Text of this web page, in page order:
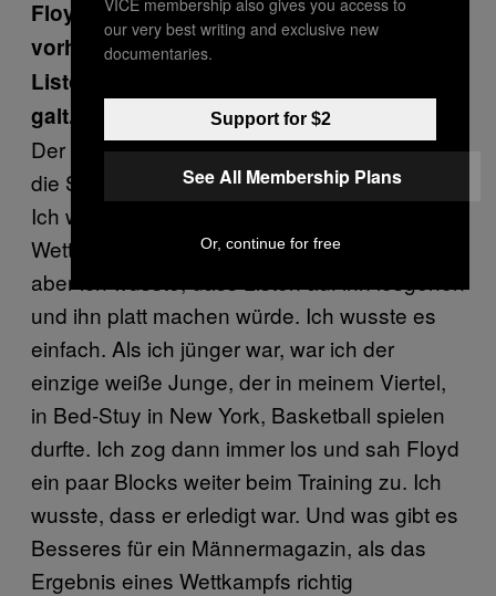
Floyd Patterson und Sonny Liston
vorhergesagt hast, oder? Du hast auf
Liston getippt, der ganz klar als Underdog
galt.
Der Kampf rückte näher und ich wusste, dass
die Sportjournalisten keine Ahnung hatten.
Ich wusste, das Vegas ein Lügennest ist. Die
Wetten standen zehn zu eins für Patterson,
aber ich wusste, dass Liston auf ihn losgehen
und ihn platt machen würde. Ich wusste es
einfach. Als ich jünger war, war ich der
einzige weiße Junge, der in meinem Viertel,
in Bed-Stuy in New York, Basketball spielen
durfte. Ich zog dann immer los und sah Floyd
ein paar Blocks weiter beim Training zu. Ich
wusste, dass er erledigt war. Und was gibt es
Besseres für ein Männermagazin, als das
Ergebnis eines Wettkampfs richtig
our very best writing and exclusive new
documentaries.
Support for $2
See All Membership Plans
Or, continue for free